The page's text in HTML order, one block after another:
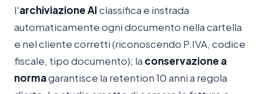
l'archiviazione AIclassifica e instrada
automaticamente ogni documento nella cartella
e nel cliente corretti (riconoscendo P.IVA, codice
fiscale, tipo documento); la conservazione a
normagarantisce la retention 10 anni a regola